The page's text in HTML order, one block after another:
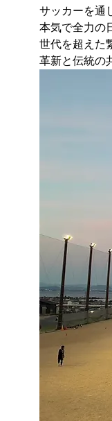
サッカーを通
本気で全力の
世代を超えた
革新と伝統の